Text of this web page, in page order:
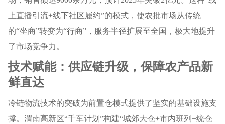
上直播引流+线下社区履约”的模式，使农批市场从传统
的“坐商”转变为“行商”，服务半径扩展至全国，极大地提升
了市场竞争力。
技术赋能：供应链升级，保障农产品新
鲜直达
冷链物流技术的突破为前置仓模式提供了坚实的基础设施支
撑。渭南高新区“千车计划”构建“城郊大仓+市内班列+统仓